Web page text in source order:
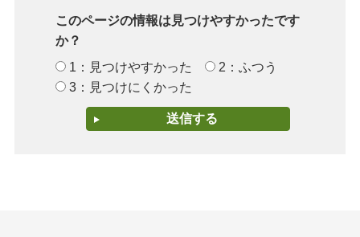
このページの情報は見つけやすかったです
か？
1：見つけやすかった
2：ふつう
3：見つけにくかった